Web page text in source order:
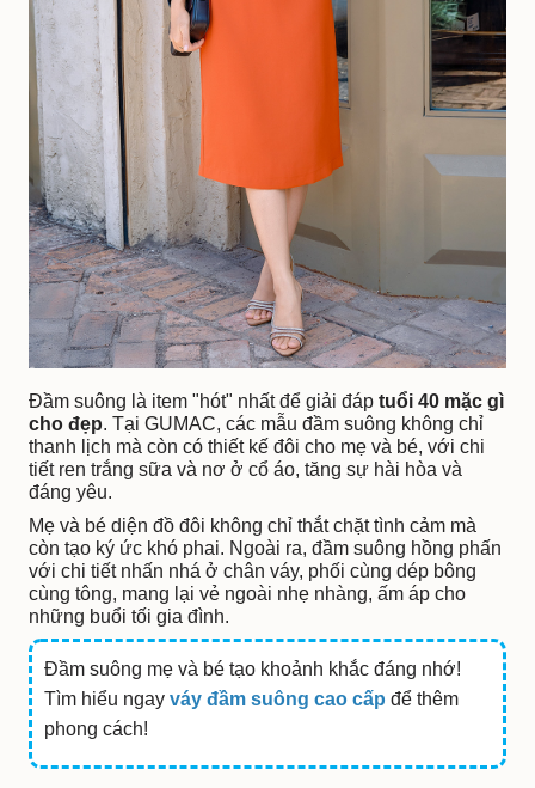
Đầm suông là item "hót" nhất để giải đáp tuổi 40 mặc gì
cho đẹp. Tại GUMAC, các mẫu đầm suông không chỉ
thanh lịch mà còn có thiết kế đôi cho mẹ và bé, với chi
tiết ren trắng sữa và nơ ở cổ áo, tăng sự hài hòa và
đáng yêu.
Mẹ và bé diện đồ đôi không chỉ thắt chặt tình cảm mà
còn tạo ký ức khó phai. Ngoài ra, đầm suông hồng phấn
với chi tiết nhấn nhá ở chân váy, phối cùng dép bông
cùng tông, mang lại vẻ ngoài nhẹ nhàng, ấm áp cho
những buổi tối gia đình.
Đầm suông mẹ và bé tạo khoảnh khắc đáng nhớ!
Tìm hiểu ngayváy đầm suông cao cấp để thêm
phong cách!